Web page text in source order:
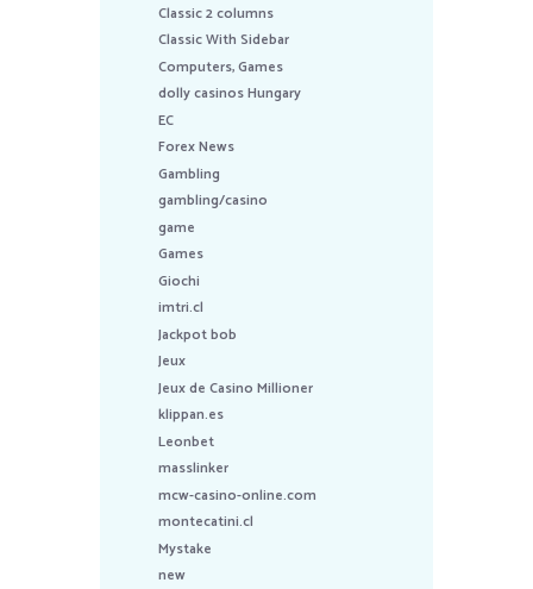
Classic 2 columns
Classic With Sidebar
Computers, Games
dolly casinos Hungary
EC
Forex News
Gambling
gambling/casino
game
Games
Giochi
imtri.cl
Jackpot bob
Jeux
Jeux de Casino Millioner
klippan.es
Leonbet
masslinker
mcw-casino-online.com
montecatini.cl
Mystake
new